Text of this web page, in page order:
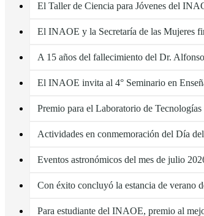
El Taller de Ciencia para Jóvenes del
El INAOE y la Secretaría de las Mujeres
A 15 años del fallecimiento del Dr.
El INAOE invita al 4° Seminario en
Premio para el Laboratorio de
Actividades en conmemoración del Día
Eventos astronómicos del mes de julio
Con éxito concluyó la estancia de verano
Para estudiante del INAOE, premio al